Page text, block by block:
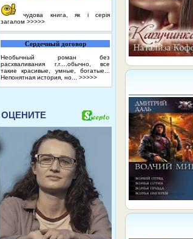
чудова книга, як і серія
загалом >>>>>
Сердечный договор
Необычный роман без
расхваливания г.г....обычно, все
такие красивые, умные, богатые...
Непонятная история, но... >>>>>
ОЦЕНИТЕ